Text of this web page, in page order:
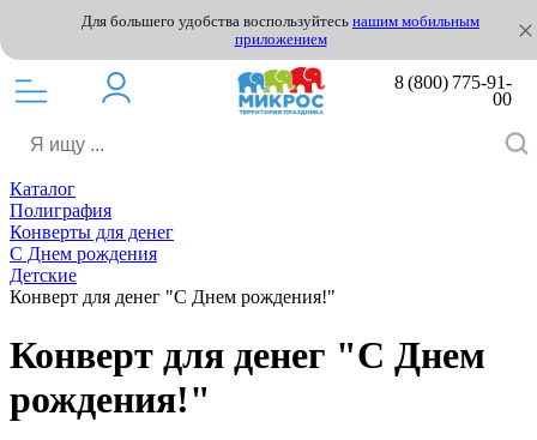
Для большего удобства воспользуйтесь нашим мобильным
приложением
8 (800) 775-91-
00
Каталог
Полиграфия
Конверты для денег
С Днем рождения
Детские
Конверт для денег "С Днем рождения!"
Конверт для денег "С Днем
рождения!"